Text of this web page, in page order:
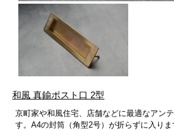
和風 真鍮ポスト口 2型
京町家や和風住宅、店舗などに最適なアン
す。A4の封筒（角型2号）が折らずに入りま